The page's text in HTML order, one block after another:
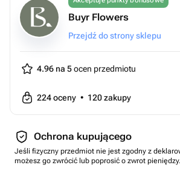
Buyr Flowers
Przejdź do strony sklepu
4.96 na 5ocen przedmiotu
224oceny • 120zakupy
Ochrona kupującego
Jeśli fizyczny przedmiot nie jest zgodny z
możesz go zwrócić lub poprosić o zwrot pieniędzy.